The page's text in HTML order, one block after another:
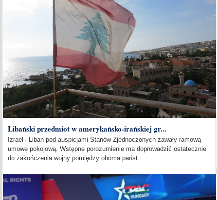
Libański przedmiot w amerykańsko-irańskiej gr...
Izrael i Liban pod auspicjami Stanów Zjednoczonych zawały ramową
umowę pokojową. Wstępne porozumienie ma doprowadzić ostatecznie
do zakończenia wojny pomiędzy oboma państ...